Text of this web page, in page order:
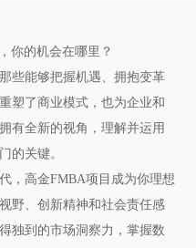
你的机会在哪里？
些能够把握机遇、拥抱变革
塑了商业模式，也为企业和
有全新的视角，理解并运用
的关键。
，高金FMBA项目成为你理想
野、创新精神和社会责任感
独到的市场洞察力，掌握数